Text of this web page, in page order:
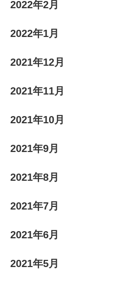
2022年2月
2022年1月
2021年12月
2021年11月
2021年10月
2021年9月
2021年8月
2021年7月
2021年6月
2021年5月